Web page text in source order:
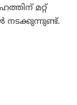
മറ്റ്
നടക്കുന്നുണ്ട്.